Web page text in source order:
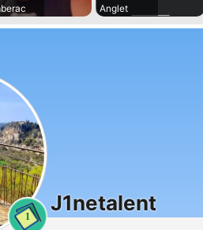
Anglet
1
J1netalent